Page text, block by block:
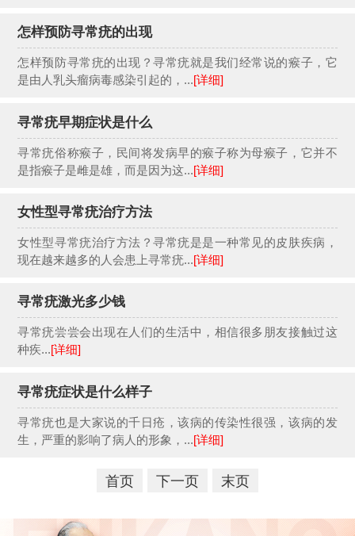
怎样预防寻常疣的出现
怎样预防寻常疣的出现？寻常疣就是我们经常说的瘊子，它
是由人乳头瘤病毒感染引起的，...[详细]
寻常疣早期症状是什么
寻常疣俗称瘊子，民间将发病早的瘊子称为母瘊子，它并不
是指瘊子是雌是雄，而是因为这...[详细]
女性型寻常疣治疗方法
女性型寻常疣治疗方法？寻常疣是是一种常见的皮肤疾病，
现在越来越多的人会患上寻常疣...[详细]
寻常疣激光多少钱
寻常疣尝尝会出现在人们的生活中，相信很多朋友接触过这
种疾...[详细]
寻常疣症状是什么样子
寻常疣也是大家说的千日疮，该病的传染性很强，该病的发
生，严重的影响了病人的形象，...[详细]
首页 下一页 末页